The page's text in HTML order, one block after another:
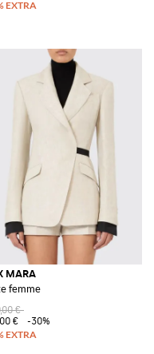
ceinture à nouer
MARA
femme
€
€
-30%